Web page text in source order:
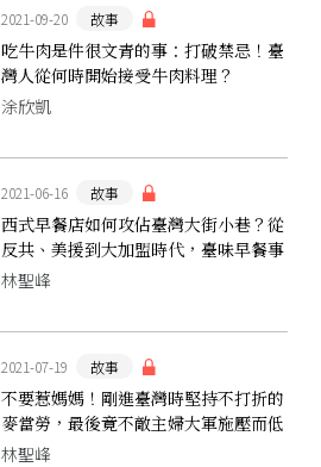
2021-09-20 故事
吃牛肉是件很文青的事：打破禁忌！臺
灣人從何時開始接受牛肉料理？
涂欣凱
2021-06-16 故事
西式早餐店如何攻佔臺灣大街小巷？從
反共、美援到大加盟時代，臺味早餐事
件簿
林聖峰
2021-07-19 故事
不要惹媽媽！剛進臺灣時堅持不打折的
麥當勞，最後竟不敵主婦大軍施壓而低
頭？
林聖峰